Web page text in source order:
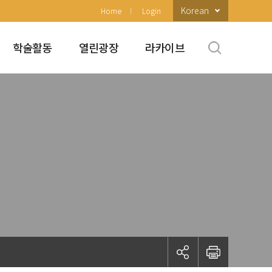
Home Login Korean
학술활동 열린광장 라카이브